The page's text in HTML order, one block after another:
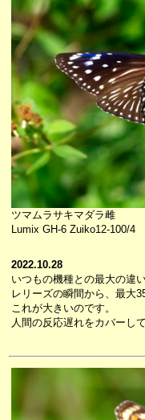
ツマムラサキマダラ雌
Lumix GH-6 Zuiko12-100/4
2022.10.28
いつもの機種との最大の違
レリーズの瞬間から、最大
これが大きいのです。
人間の反応遅れをカバーし